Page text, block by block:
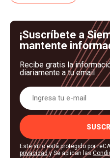
¡Suscríbete a
mantente
Recibe gratis la
diariamente a tu email
Este sitio está protegido por
privacidady Se aplican las